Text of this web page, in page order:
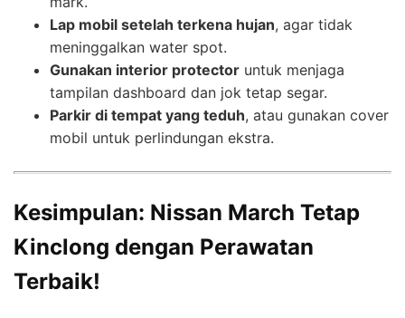
Lap mobil setelah terkena hujan, agar tidak
meninggalkan water spot.
Gunakan interior protector untuk menjaga
tampilan dashboard dan jok tetap segar.
Parkir di tempat yang teduh, atau gunakan cover
mobil untuk perlindungan ekstra.
Kesimpulan: Nissan March Tetap
Kinclong dengan Perawatan
Terbaik!